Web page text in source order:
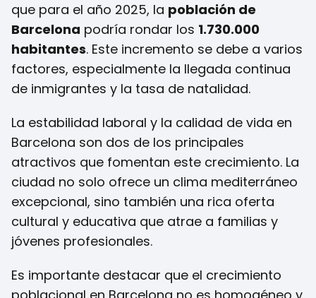
que para el año 2025, la población de
Barcelona podría rondar los 1.730.000
habitantes. Este incremento se debe a varios
factores, especialmente la llegada continua
de inmigrantes y la tasa de natalidad.
La estabilidad laboral y la calidad de vida en
Barcelona son dos de los principales
atractivos que fomentan este crecimiento. La
ciudad no solo ofrece un clima mediterráneo
excepcional, sino también una rica oferta
cultural y educativa que atrae a familias y
jóvenes profesionales.
Es importante destacar que el crecimiento